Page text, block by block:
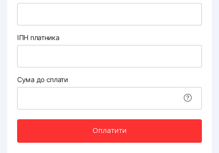
ІПН платника
Сума до сплати
Оплатити